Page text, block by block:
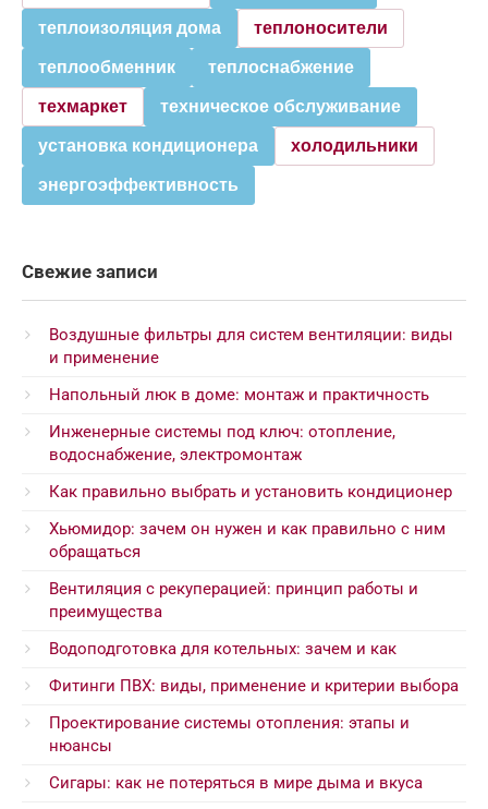
теплоизоляция дома теплоносители
теплообменник теплоснабжение
техмаркет техническое обслуживание
установка кондиционера холодильники
энергоэффективность
Свежие записи
Воздушные фильтры для систем вентиляции: виды
и применение
Напольный люк в доме: монтаж и практичность
Инженерные системы под ключ: отопление,
водоснабжение, электромонтаж
Как правильно выбрать и установить кондиционер
Хьюмидор: зачем он нужен и как правильно с ним
обращаться
Вентиляция с рекуперацией: принцип работы и
преимущества
Водоподготовка для котельных: зачем и как
Фитинги ПВХ: виды, применение и критерии выбора
Проектирование системы отопления: этапы и
нюансы
Сигары: как не потеряться в мире дыма и вкуса